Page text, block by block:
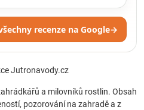
recenze na Google→
Jutronavody.cz
a milovníků rostlin. Obsah
pozorování na zahradě a z